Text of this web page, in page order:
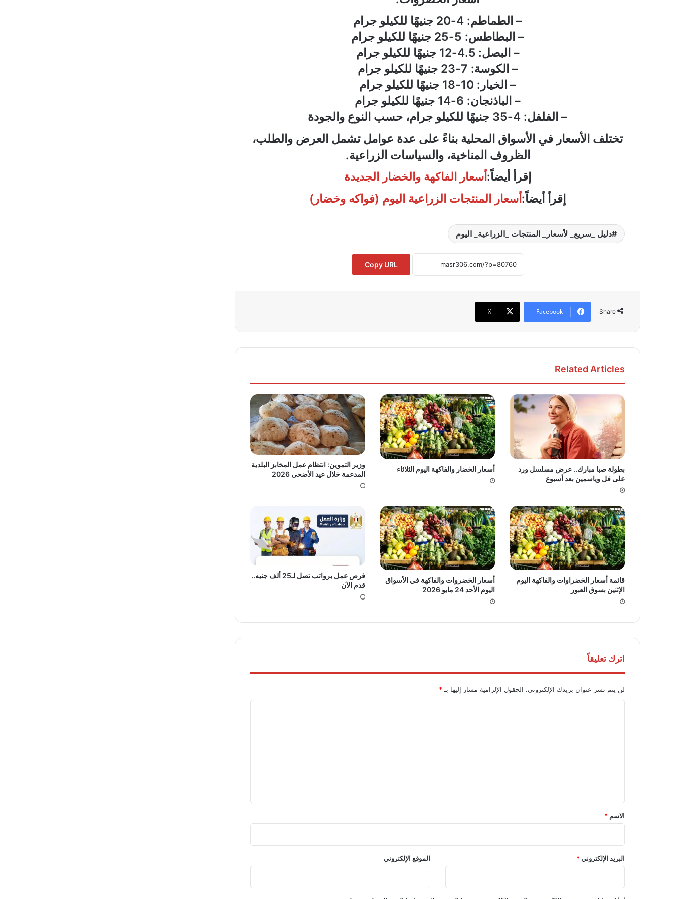
– الطماطم: 4-20 جنيهًا للكيلو جرام
– البطاطس: 5-25 جنيهًا للكيلو جرام
– البصل: 4.5-12 جنيهًا للكيلو جرام
– الكوسة: 7-23 جنيهًا للكيلو جرام
– الخيار: 10-18 جنيهًا للكيلو جرام
– الباذنجان: 6-14 جنيهًا للكيلو جرام
– الفلفل: 4-35 جنيهًا للكيلو جرام، حسب النوع والجودة
تختلف الأسعار في الأسواق المحلية بناءً على عدة عوامل تشمل العرض والطلب،
الظروف المناخية، والسياسات الزراعية.
إقرأ أيضاً: أسعار الفاكهة والخضار الجديدة
إقرأ أيضاً:أسعار المنتجات الزراعية اليوم (فواكه وخضار)
دليل _سريع_ لأسعار_ المنتجات _الزراعية_ اليوم
Copy URL
Share
Facebook
X
Related Articles
بطولة صبا مبارك.. عرض مسلسل ورد
على فل وياسمين بعد أسبوع
أسعار الخضار والفاكهة اليوم الثلاثاء
وزير التموين: انتظام عمل المخابز البلدية
المدعمة خلال عيد الأضحى 2026
قائمة أسعار الخضراوات والفاكهة اليوم
الإثنين بسوق العبور
أسعار الخضروات والفاكهة في الأسواق
اليوم الأحد 24 مايو 2026
فرص عمل برواتب تصل لـ25 ألف جنيه..
قدم الآن
اترك تعليقاً
لن يتم نشر عنوان بريدك الإلكتروني. الحقول الإلزامية مشار إليها بـ *
*
الاسم *
البريد الإلكتروني* الموقع الإلكتروني